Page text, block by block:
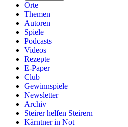
Orte
Themen
Autoren
Spiele
Podcasts
Videos
Rezepte
E-Paper
Club
Gewinnspiele
Newsletter
Archiv
Steirer helfen Steirern
Kärntner in Not